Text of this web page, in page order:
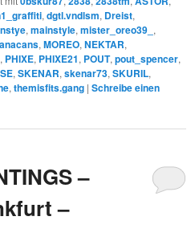
, dgtl.vndlsm, Dreist,
, mainstyle, mister_oreo39_ ,
, MOREO, NEKTAR,
, PHIXE, PHIXE21, POUT, pout_spencer,
, SKENAR, skenar73, SKURIL,
, themisfits.gang | Schreibe einen
–
–